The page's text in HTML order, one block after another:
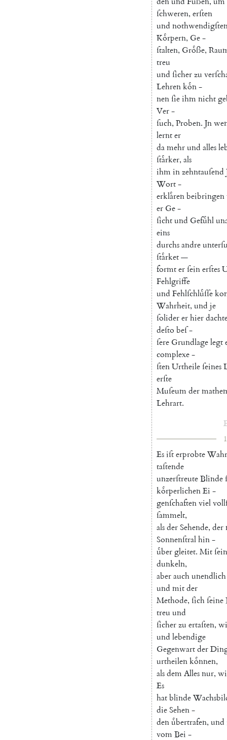
ſchweren, erſten
und
Koͤrpern, Ge-
ſtalten, Groͤße,
treu
und ſicherzu
Lehrenkoͤn-
nenſieihmnicht
Ver-
ſuch, Proben. Jn
lernter
damehrund alles
ſtaͤrker, als
ihminzehntauſend
Wort-
erklaͤrenbeibringen
er Ge-
ſichtund Gefuͤhl
eins
durchsandre
ſtaͤrket—
formterſeinerſtes
Fehlgriffe
und Fehlſchluͤſſe
Wahrheit, und je
ſolidererhier
deſto beſ-
ſere Grundlagelegt
complexe-
ſtenUrtheileſeines
erſte
Muſeumder
Lehrart.
Esiſterprobte
taſtende
unzerſtreuteBlinde
koͤrperlichenEi -
genſchaftenviel
ſammelt,
alsderSehende, der
Sonnenſtralhin-
uͤbergleitet. Mit
dunkeln,
aberauchunendlich
und mitder
Methode, ſichſeine
treu und
ſicherzu ertaſten,
und lebendige
Gegenwartder
urtheilenkoͤnnen,
alsdemAllesnur,
Es
hatblinde
dieSehen-
denuͤbertrafen, und
vomBei -